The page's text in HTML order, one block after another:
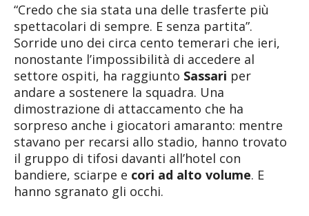
“Credo che sia stata una delle trasferte più
spettacolari di sempre. E senza partita”.
Sorride uno dei circa cento temerari che ieri,
nonostante l’impossibilità di accedere al
settore ospiti, ha raggiunto Sassari per
andare a sostenere la squadra. Una
dimostrazione di attaccamento che ha
sorpreso anche i giocatori amaranto: mentre
stavano per recarsi allo stadio, hanno trovato
il gruppo di tifosi davanti all’hotel con
bandiere, sciarpe e cori ad alto volume. E
hanno sgranato gli occhi.